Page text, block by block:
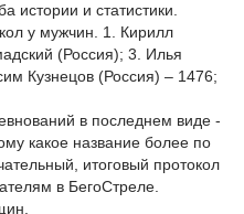
истории и статистики.
у мужчин. 1. Кирилл
(Россия); 3. Илья
Кузнецов (Россия) – 1476;
в последнем виде -
какое название более по
итоговый протокол
в БегоСтреле.